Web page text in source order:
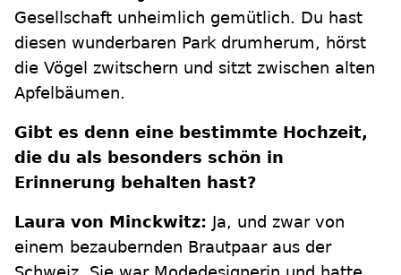
Gesellschaft unheimlich gemütlich. Du hast
diesen wunderbaren Park drumherum, hörst
die Vögel zwitschern und sitzt zwischen alten
Apfelbäumen.
Gibt es denn eine bestimmte Hochzeit,
die du als besonders schön in
Erinnerung behalten hast?
Laura von Minckwitz: Ja, und zwar von
einem bezaubernden Brautpaar aus der